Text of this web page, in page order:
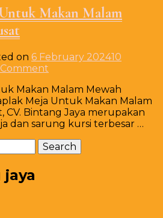
Makan Malam
on 6 February 202410
Taplak
Meja
Untuk
Makan
Mewah
Makan Malam Mewah
Meja Untuk Makan Malam
CV. Bintang Jaya merupakan
dan sarung kursi terbesar …